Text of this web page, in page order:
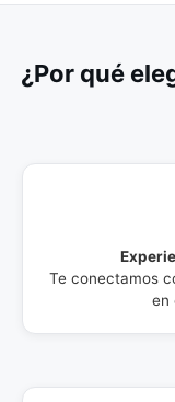
¿Por qué
Te conectamos
en